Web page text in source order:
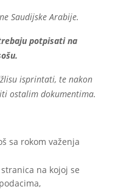
Saudijske Arabije.
potpisati na
isprintati, te nakon
ostalim dokumentima.
sa rokom važenja
na kojoj se